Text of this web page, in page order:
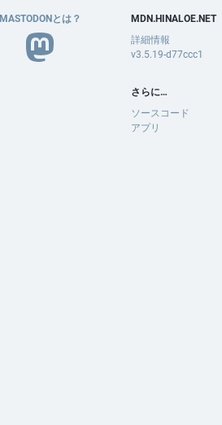
MASTODONとは？
MDN.HINALOE.NET
詳細情報
v3.5.19-d77ccc1
さらに…
ソースコード
アプリ